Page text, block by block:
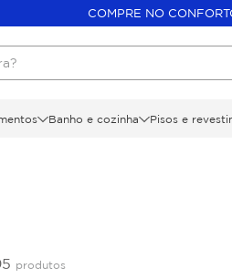
COMPRE NO
Banho e cozinha Pisos e
produtos